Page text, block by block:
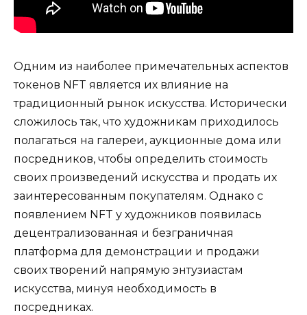
Одним из наиболее примечательных аспектов
токенов NFT является их влияние на
традиционный рынок искусства. Исторически
сложилось так, что художникам приходилось
полагаться на галереи, аукционные дома или
посредников, чтобы определить стоимость
своих произведений искусства и продать их
заинтересованным покупателям. Однако с
появлением NFT у художников появилась
децентрализованная и безграничная
платформа для демонстрации и продажи
своих творений напрямую энтузиастам
искусства, минуя необходимость в
посредниках.